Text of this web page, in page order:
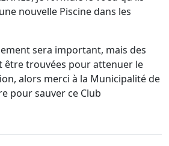
nouvelle Piscine dans les
sera important, mais des
être trouvées pour attenuer le
alors merci à la Municipalité de
pour sauver ce Club